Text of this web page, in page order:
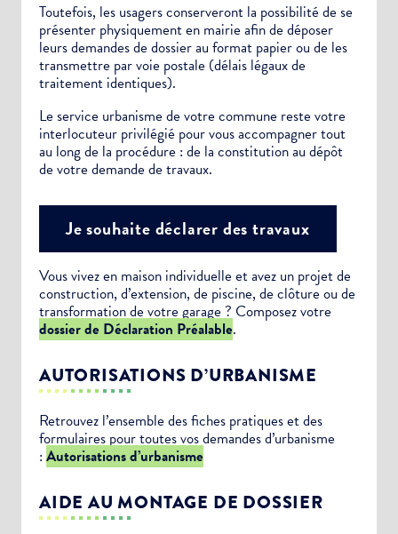
Toutefois, les usagers conserveront la possibilité de se
présenter physiquement en mairie afin de déposer
leurs demandes de dossier au format papier ou de les
transmettre par voie postale (délais légaux de
traitement identiques).
Le service urbanisme de votre commune reste votre
interlocuteur privilégié pour vous accompagner tout
au long de la procédure : de la constitution au dépôt
de votre demande de travaux.
Je souhaite déclarer des travaux
Vous vivez en maison individuelle et avez un projet de
construction, d’extension, de piscine, de clôture ou de
transformation de votre garage ? Composez votre
dossier de Déclaration Préalable.
AUTORISATIONS D’URBANISME
Retrouvez l’ensemble des fiches pratiques et des
formulaires pour toutes vos demandes d’urbanisme
: Autorisations d’urbanisme
AIDE AU MONTAGE DE DOSSIER